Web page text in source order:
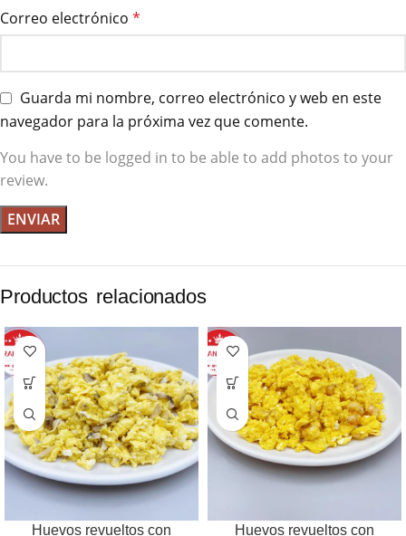
Correo electrónico *
Guarda mi nombre, correo electrónico y web en este
navegador para la próxima vez que comente.
You have to be logged in to be able to add photos to your
review.
Productos relacionados
Huevos revueltos con
Huevos revueltos con